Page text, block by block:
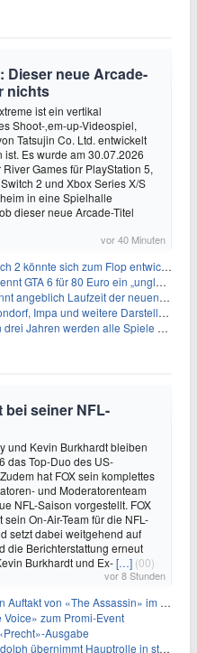
Dieser neue Arcade-
nichts
ist ein vertikal
Shoot-‚em-up-Videospiel,
Tatsujin Co. Ltd. entwickelt
ist. Es wurde am 30.07.2026
Games für PlayStation 5,
2 und Xbox Series X/S
in eine Spielhalle
dieser neue Arcade-Titel
vor 40 Minuten
2 könnte sich zum Flop entwickeln
6 für 80 Euro ein „unglaubliches Schnäppchen“
Laufzeit der neuen Gameplay-Präsentation
und weitere Darsteller sollen feststehen
Jahren werden alle Spiele gestreamt
bei seiner NFL-
und Kevin Burkhardt bleiben
das Top-Duo des US-
hat FOX sein komplettes
und Moderatorenteam
NFL-Saison vorgestellt. FOX
sein On-Air-Team für die NFL-
setzt dabei weitgehend auf
die Berichterstattung erneut
Burkhardt und Ex-[…] (00)
vor 8 Stunden
von «The Assassin» im Fernsehen
Voice» zum Promi-Event
Ausgabe
Hauptrolle in starbesetzter schwarzer Komödie